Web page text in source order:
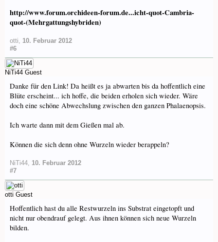
http://www.forum.orchideen-forum.de...icht-quot-Cambria-
quot-(Mehrgattungshybriden)
otti, 10. Februar 2012
#6
NiTi44 Guest
Danke für den Link! Da heißt es ja abwarten bis da hoffentlich eine
Blüte erscheint... ich hoffe, die beiden erholen sich wieder. Wäre
doch eine schöne Abwechslung zwischen den ganzen Phalaenopsis.
Ich warte dann mit dem Gießen mal ab.
Können die sich denn ohne Wurzeln wieder berappeln?
NiTi44, 10. Februar 2012
#7
otti Guest
Hoffentlich hast du alle Restwurzeln ins Substrat eingetopft und
nicht nur obendrauf gelegt. Aus ihnen können sich neue Wurzeln
bilden.